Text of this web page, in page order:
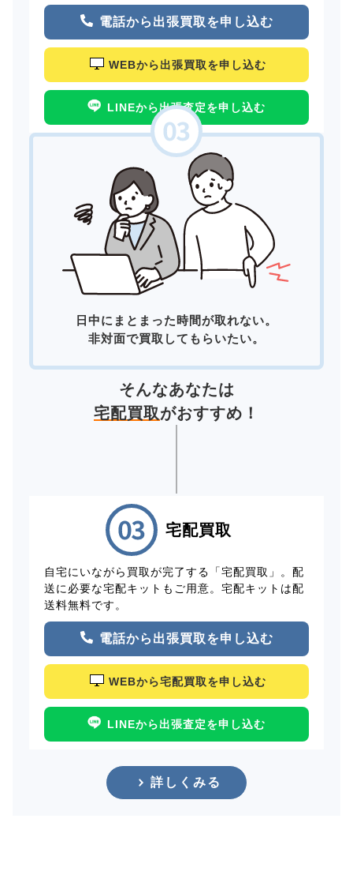
電話から出張買取を申し込む
WEBから出張買取を申し込む
LINEから出張査定を申し込む
日中にまとまった時間が取れない。
非対面で買取してもらいたい。
そんなあなたは
宅配買取がおすすめ！
宅配買取
自宅にいながら買取が完了する「宅配買取」。配
送に必要な宅配キットもご用意。宅配キットは配
送料無料です。
電話から出張買取を申し込む
WEBから宅配買取を申し込む
LINEから出張査定を申し込む
詳しくみる